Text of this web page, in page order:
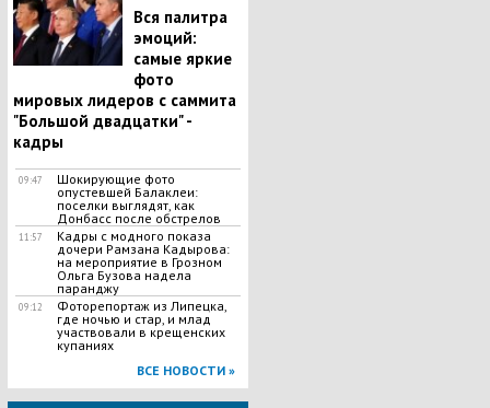
Вся палитра
эмоций:
самые яркие
фото
мировых лидеров с саммита
"Большой двадцатки" -
кадры
09:47
Шокирующие фото
опустевшей Балаклеи:
поселки выглядят, как
Донбасс после обстрелов
11:57
Кадры с модного показа
дочери Рамзана Кадырова:
на мероприятие в Грозном
Ольга Бузова надела
паранджу
09:12
Фоторепортаж из Липецка,
где ночью и стар, и млад
участвовали в крещенских
купаниях
ВСЕ НОВОСТИ »